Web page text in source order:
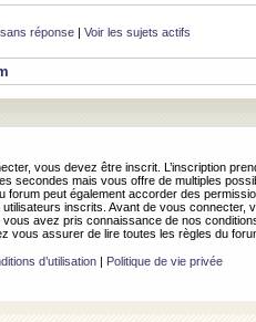
réponse | Voir les sujets actifs
vous devez être inscrit. L’inscription
secondes mais vous offre de multiples
forum peut également accorder des
utilisateurs inscrits. Avant de vous connecter,
avez pris connaissance de nos
vous assurer de lire toutes les règles du
d’utilisation| Politique de vie privée